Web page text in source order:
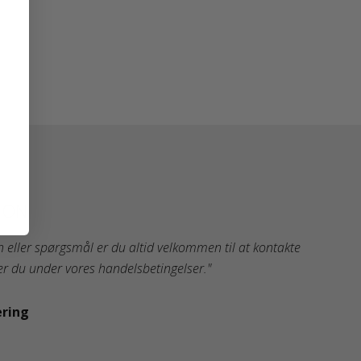
eller spørgsmål er du altid velkommen til at kontakte
du under vores handelsbetingelser."